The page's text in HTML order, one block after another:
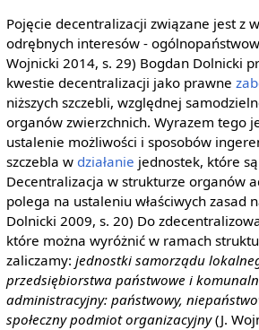
Pojęcie decentralizacji związane jest z
odrębnych interesów -
Wojnicki 2014, s. 29) Bogdan Dolnicki
kwestie decentralizacji jako prawne
niższych szczebli, względnej
organów zwierzchnich. Wyrazem tego
ustalenie możliwości i sposobów
szczebla w działanie jednostek, które
Decentralizacja w strukturze organów
polega na ustaleniu właściwych zasad
Dolnicki 2009, s. 20) Do
które można wyróżnić w ramach
zaliczamy: jednostki samorządu
przedsiębiorstwa państwowe i
administracyjny: państwowy,
społeczny podmiot organizacyjny(J.